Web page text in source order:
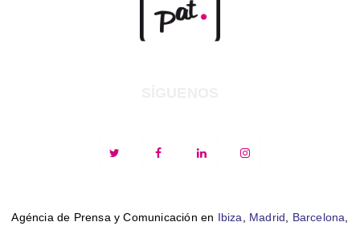
Agéncia de Prensa y Comunicación en Ibiza, Madrid, Barcelona,